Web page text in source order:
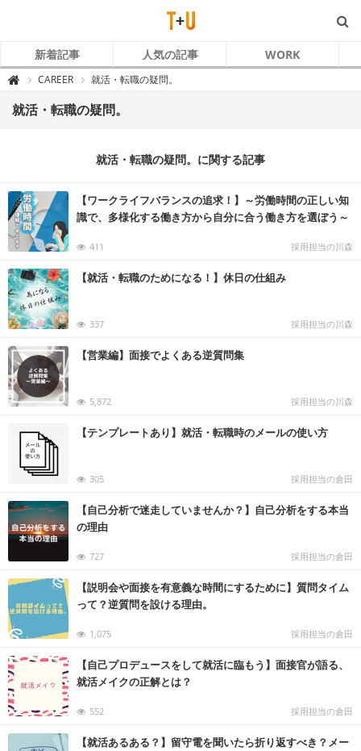
新着記事 人気の記事 WORK

～
ト
～
CAREER 就活・転職の疑問。
就活・転職の疑問。
就活・転職の疑問。に関する記事
【ワークライフバランスの追求！】～労働時間の正しい知
識で、多様化する働き方から自分に合う働き方を選ぼう～
411 採用担当の川森
【就活・転職のためになる！】休日の仕組み
337 採用担当の川森
【営業編】面接でよくある逆質問集
5,872 採用担当の川森
【テンプレートあり】就活・転職時のメールの使い方
305 採用担当の倉田
【自己分析で迷走していませんか？】自己分析をする本当
の理由
727 採用担当の倉田
【説明会や面接を有意義な時間にするために】質問タイム
って？逆質問を設ける理由。
1,075 採用担当の倉田
【自己プロデュースをして就活に臨もう】面接官が語る、
就活メイクの正解とは？
552 採用担当の倉田
【就活あるある？】留守電を聞いたら折り返すべき？メー